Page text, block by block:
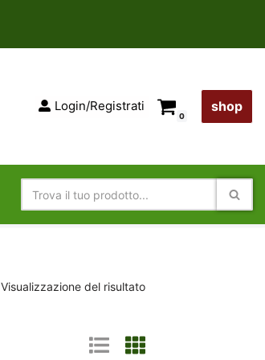
Login/Registrati
0
shop
Visualizzazione del risultato